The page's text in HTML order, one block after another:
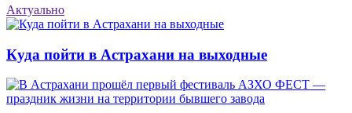
Актуально
Куда пойти в Астрахани на выходные